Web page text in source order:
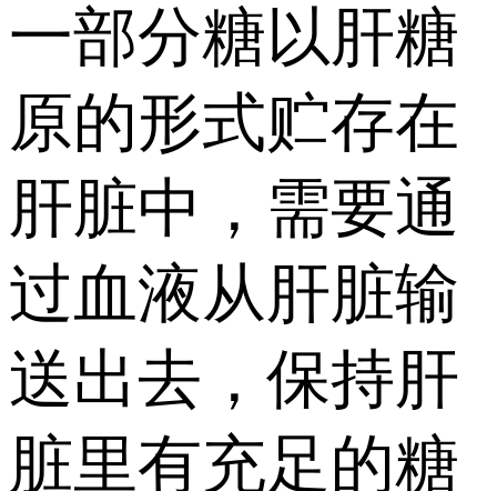
一部分糖以肝糖
原的形式贮存在
肝脏中，需要通
过血液从肝脏输
送出去，保持肝
脏里有充足的糖